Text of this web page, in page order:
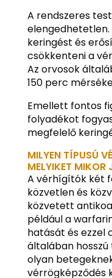
A rendszeres
elengedhetetlen.
keringést és
csökkenteni a
Az orvosok
150 perc
Emellett fontos
folyadékot
megfelelő
MILYEN TÍPUSÚ
MELYIKET
A vérhígítók két
közvetlen és
közvetett
például a
hatását és ezzel
általában
olyan
vérrögképződés